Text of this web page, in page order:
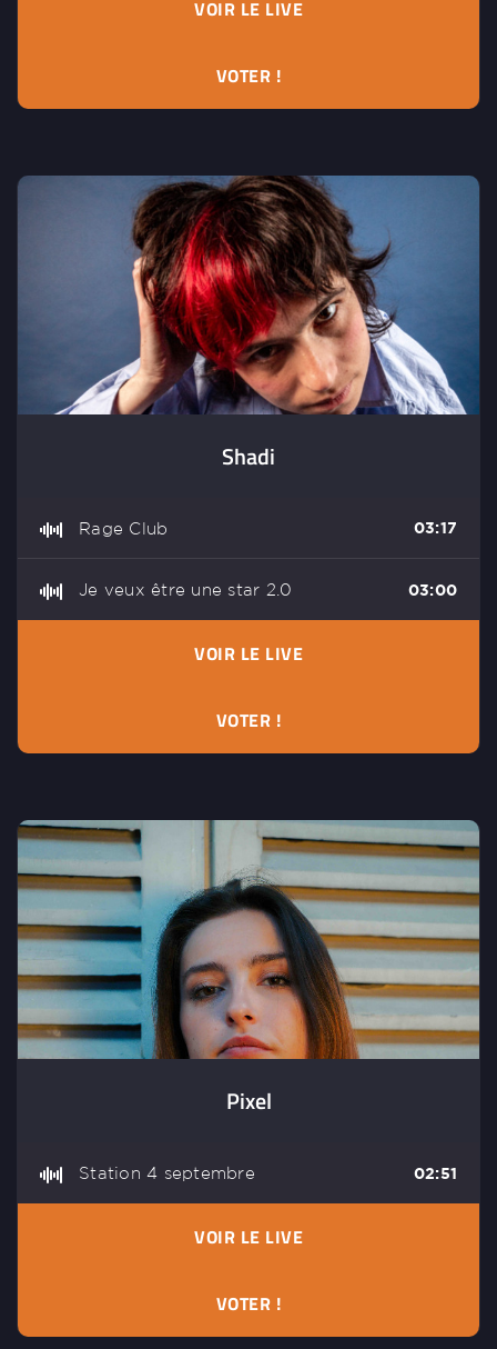
VOIR LE LIVE
VOTER !
Shadi
Rage Club 03:17
Je veux être une star 2.0 03:00
VOIR LE LIVE
VOTER !
Pixel
Station 4 septembre 02:51
VOIR LE LIVE
VOTER !